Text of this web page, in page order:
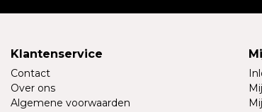
Klantenservice
Contact
Over ons
Algemene voorwaarden